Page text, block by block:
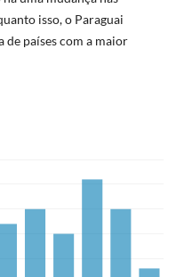
isso, o Paraguai
de países com a maior